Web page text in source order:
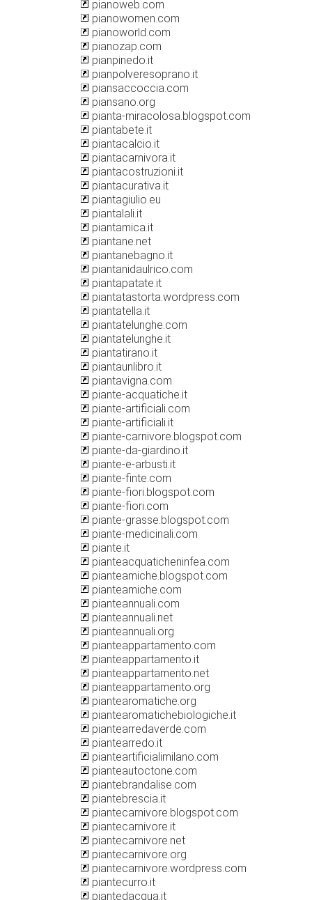
pianoweb.com
pianowomen.com
pianoworld.com
pianozap.com
pianpinedo.it
pianpolveresoprano.it
piansaccoccia.com
piansano.org
pianta-miracolosa.blogspot.com
piantabete.it
piantacalcio.it
piantacarnivora.it
piantacostruzioni.it
piantacurativa.it
piantagiulio.eu
piantalali.it
piantamica.it
piantane.net
piantanebagno.it
piantanidaulrico.com
piantapatate.it
piantatastorta.wordpress.com
piantatella.it
piantatelunghe.com
piantatelunghe.it
piantatirano.it
piantaunlibro.it
piantavigna.com
piante-acquatiche.it
piante-artificiali.com
piante-artificiali.it
piante-carnivore.blogspot.com
piante-da-giardino.it
piante-e-arbusti.it
piante-finte.com
piante-fiori.blogspot.com
piante-fiori.com
piante-grasse.blogspot.com
piante-medicinali.com
piante.it
pianteacquaticheninfea.com
pianteamiche.blogspot.com
pianteamiche.com
pianteannuali.com
pianteannuali.net
pianteannuali.org
pianteappartamento.com
pianteappartamento.it
pianteappartamento.net
pianteappartamento.org
piantearomatiche.org
piantearomatichebiologiche.it
piantearredaverde.com
piantearredo.it
pianteartificialimilano.com
pianteautoctone.com
piantebrandalise.com
piantebrescia.it
piantecarnivore.blogspot.com
piantecarnivore.it
piantecarnivore.net
piantecarnivore.org
piantecarnivore.wordpress.com
piantecurro.it
piantedacqua.it